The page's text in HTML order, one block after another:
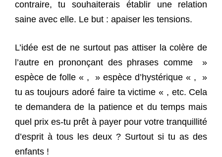
contraire, tu souhaiterais établir une relation
saine avec elle. Le but : apaiser les tensions.
L’idée est de ne surtout pas attiser la colère de
l’autre en prononçant des phrases comme »
espèce de folle « , » espèce d’hystérique « , »
tu as toujours adoré faire ta victime « , etc. Cela
te demandera de la patience et du temps mais
quel prix es-tu prêt à payer pour votre tranquillité
d’esprit à tous les deux ? Surtout si tu as des
enfants !